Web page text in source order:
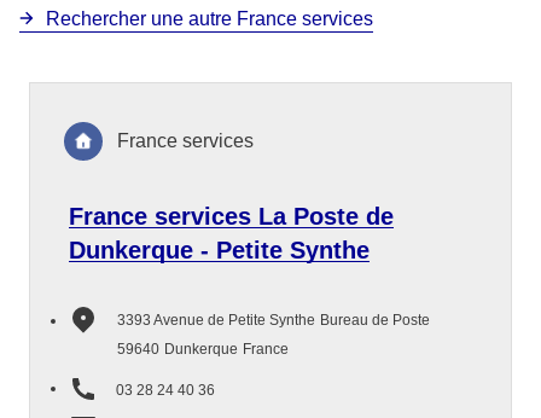
Rechercher une autre France services
France services La Poste de
Dunkerque - Petite Synthe
3393 Avenue de Petite Synthe Bureau de Poste
59640 Dunkerque France
03 28 24 40 36
France services